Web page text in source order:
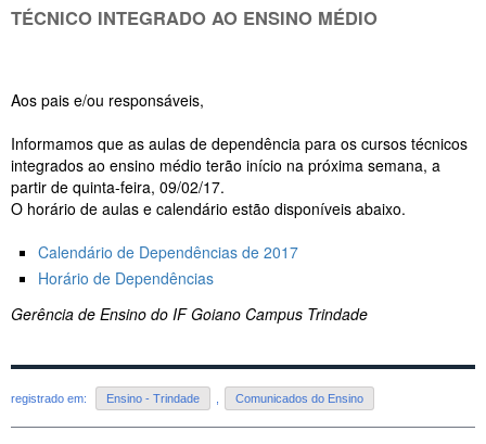
TÉCNICO INTEGRADO AO ENSINO MÉDIO
Aos pais e/ou responsáveis,
Informamos que as aulas de dependência para os cursos técnicos
integrados ao ensino médio terão início na próxima semana, a
partir de quinta-feira, 09/02/17.
O horário de aulas e calendário estão disponíveis abaixo.
Calendário de Dependências de 2017
Horário de Dependências
Gerência de Ensino do IF Goiano Campus Trindade
registrado em: Ensino - Trindade Comunicados do Ensino